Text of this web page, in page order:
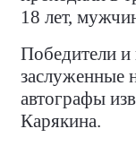
18 лет,
Победители
заслуженные
автографы
Карякина.